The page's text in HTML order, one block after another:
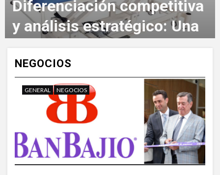
Diferenciación competitiva
y análisis estratégico: Una
camas de hospital
6 meses atrás
NEGOCIOS
GENERAL NEGOCIOS